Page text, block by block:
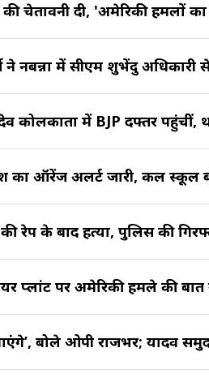
चेतावनी दी, 'अमेरिकी हमलों
ने नबन्ना में सीएम शुभेंदु अधिकारी
कोलकाता में BJP दफ्तर
का ऑरेंज अलर्ट जारी, कल स्कूल
रेप के बाद हत्या, पुलिस की
प्लांट पर अमेरिकी हमले की
बोले ओपी राजभर; यादव